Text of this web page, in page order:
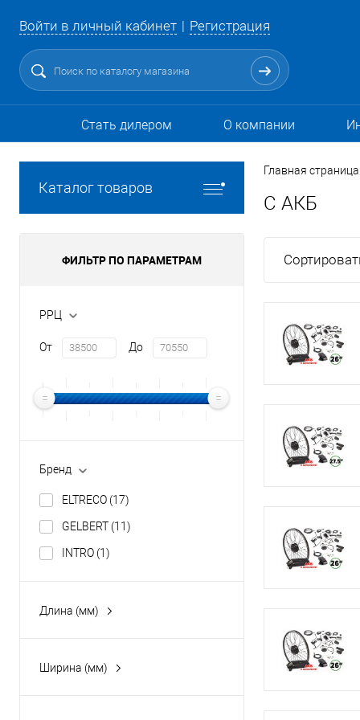
Войти в личный кабинет Регистрация
Стать дилером О компании
Каталог товаров
ФИЛЬТР ПО ПАРАМЕТРАМ
РРЦ
От До
Бренд
ELTRECO (17)
GELBERT (11)
INTRO (1)
Длина (мм)
Ширина (мм)
Главная страница
С АКБ